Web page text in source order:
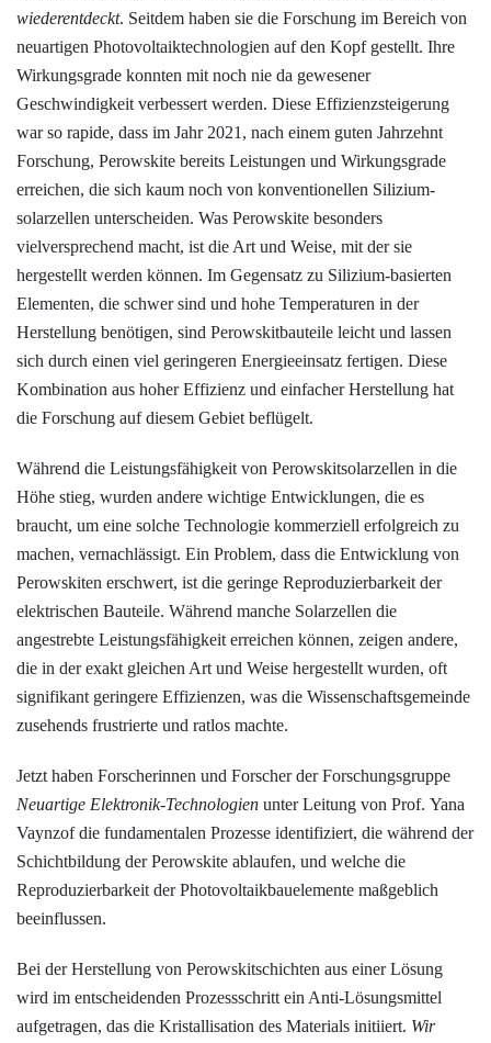
wiederentdeckt. Seitdem haben sie die Forschung im Bereich von
neuartigen Photovoltaiktechnologien auf den Kopf gestellt. Ihre
Wirkungsgrade konnten mit noch nie da gewesener
Geschwindigkeit verbessert werden. Diese Effizienzsteigerung
war so rapide, dass im Jahr 2021, nach einem guten Jahrzehnt
Forschung, Perowskite bereits Leistungen und Wirkungsgrade
erreichen, die sich kaum noch von konventionellen Silizium­
solarzellen unterscheiden. Was ­Perowskite besonders
vielversprechend macht, ist die Art und Weise, mit der sie
hergestellt ­werden können. Im Gegensatz zu Silizium-basierten
Elementen, die schwer sind und hohe Temperaturen in der
Herstellung benötigen, sind Perowskitbauteile leicht und lassen
sich durch einen viel geringeren Energieeinsatz fertigen. Diese
Kombination aus hoher Effizienz und einfacher Herstellung hat
die Forschung auf diesem Gebiet beflügelt.
Während die Leistungsfähigkeit von Perowskitsolarzellen in die
Höhe stieg, wurden andere wichtige Entwicklungen, die es
braucht, um eine solche Technologie kommerziell erfolgreich zu
machen, vernachlässigt. Ein Problem, dass die Entwicklung von
Perowskiten erschwert, ist die geringe Reproduzierbarkeit der
elektrischen Bauteile. Während manche Solarzellen die
angestrebte Leistungsfähigkeit erreichen können, zeigen andere,
die in der exakt gleichen Art und Weise hergestellt wurden, oft
signifikant geringere Effizienzen, was die Wissenschaftsgemeinde
zusehends frustrierte und ratlos machte.
Jetzt haben Forscherinnen und Forscher der Forschungsgruppe
Neuartige Elektronik-Technologien unter Leitung von Prof. Yana
Vaynzof die fundamentalen Prozesse identifiziert, die während der
Schichtbildung der Perowskite ablaufen, und welche die
Reproduzierbarkeit der Photovoltaikbauelemente maßgeblich
beeinflussen.
Bei der Herstellung von Perowskitschichten aus einer Lösung
wird im entscheidenden Prozessschritt ein Anti-Lösungsmittel
aufgetragen, das die Kristallisation des Materials initiiert. Wir